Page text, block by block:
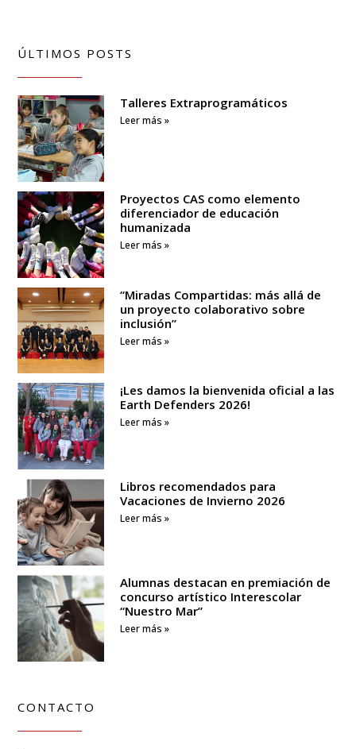
ÚLTIMOS POSTS
Talleres Extraprogramáticos
Leer más »
Proyectos CAS como elemento
diferenciador de educación
humanizada
Leer más »
“Miradas Compartidas: más allá de
un proyecto colaborativo sobre
inclusión”
Leer más »
¡Les damos la bienvenida oficial a las
Earth Defenders 2026!
Leer más »
Libros recomendados para
Vacaciones de Invierno 2026
Leer más »
Alumnas destacan en premiación de
concurso artístico Interescolar
“Nuestro Mar”
Leer más »
CONTACTO